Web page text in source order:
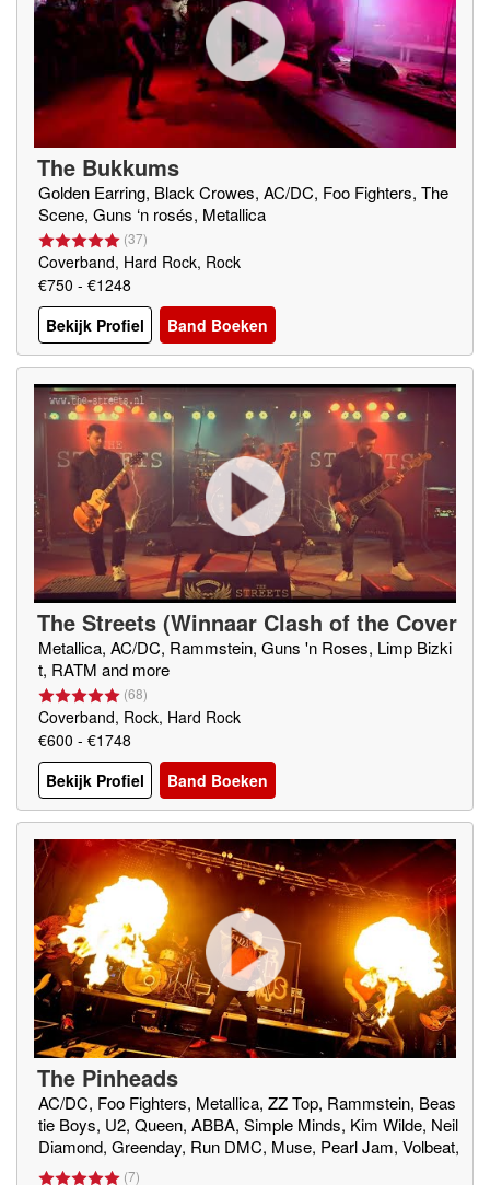
The Bukkums
Golden Earring, Black Crowes, AC/DC, Foo Fighters, The
Scene, Guns ‘n rosés, Metallica
(37)
Coverband, Hard Rock, Rock
€750 - €1248
Bekijk Profiel
Band Boeken
The Streets (Winnaar Clash of the Cover
bands)
Metallica, AC/DC, Rammstein, Guns 'n Roses, Limp Bizki
t, RATM and more
(68)
Coverband, Rock, Hard Rock
€600 - €1748
Bekijk Profiel
Band Boeken
The Pinheads
AC/DC, Foo Fighters, Metallica, ZZ Top, Rammstein, Beas
tie Boys, U2, Queen, ABBA, Simple Minds, Kim Wilde, Neil
Diamond, Greenday, Run DMC, Muse, Pearl Jam, Volbeat,
Nirvana, Cypress Hill, Tenecious D, Dolly Parton, Linkin Pa
(7)